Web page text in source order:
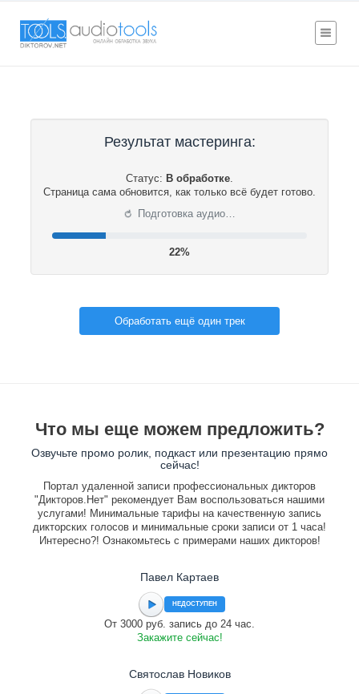
Результат мастеринга:
Статус: В обработке.
Страница сама обновится, как только всё будет готово.
⟳ Подготовка аудио…
22%
Обработать ещё один трек
Что мы еще можем предложить?
Озвучьте промо ролик, подкаст или презентацию прямо
сейчас!
Портал удаленной записи профессиональных дикторов
"Дикторов.Нет" рекомендует Вам воспользоваться нашими
услугами! Минимальные тарифы на качественную запись
дикторских голосов и минимальные сроки записи от 1 часа!
Интересно?! Ознакомьтесь с примерами наших дикторов!
Павел Картаев
НЕДОСТУПЕН
От 3000 руб. запись до 24 час.
Закажите сейчас!
Святослав Новиков